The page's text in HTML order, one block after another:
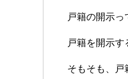
戸籍の開示っ
戸籍を開示
そもそも、戸